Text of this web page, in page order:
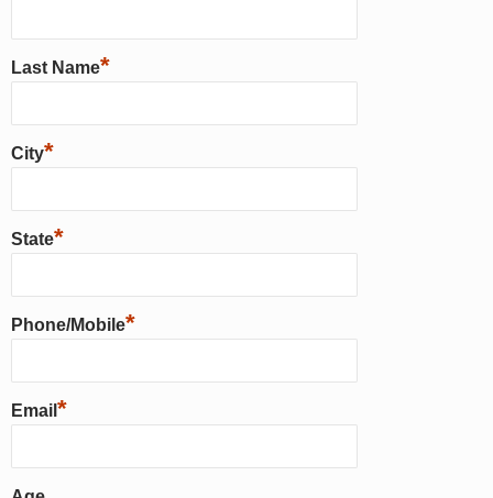
Last Name*
City*
State*
Phone/Mobile*
Email *